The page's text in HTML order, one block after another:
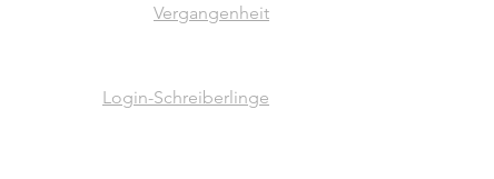
Vergangenheit
Login-Schreiberlinge